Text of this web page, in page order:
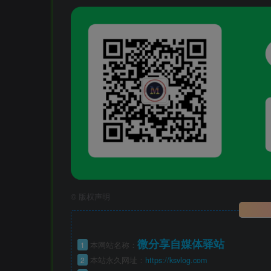
版权声明
1 本网站名称： 微分享自媒体驿站
2 本站永久网址： https://ksvlog.com